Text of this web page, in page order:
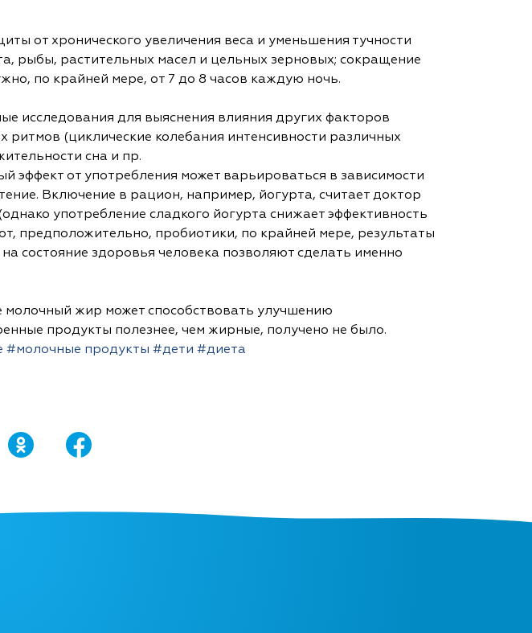
от хронического увеличения веса и уменьшения тучности
рыбы, растительных масел и цельных зерновых; сокращение
по крайней мере, от 7 до 8 часов каждую ночь.
исследования для выяснения влияния других факторов
(циклические колебания интенсивности различных
сна и пр.
эффект от употребления может варьироваться в зависимости
Включение в рацион, например, йогурта, считает доктор
употребление сладкого йогурта снижает эффективность
предположительно, пробиотики, по крайней мере, результаты
состояние здоровья человека позволяют сделать именно
молочный жир может способствовать улучшению
продукты полезнее, чем жирные, получено не было.
#молочные продукты #дети #диета